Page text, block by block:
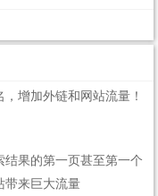
增加外链和网站流量！
果的第一页甚至第一个
带来巨大流量